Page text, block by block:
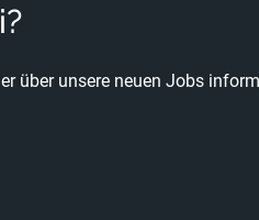
über unsere neuen Jobs